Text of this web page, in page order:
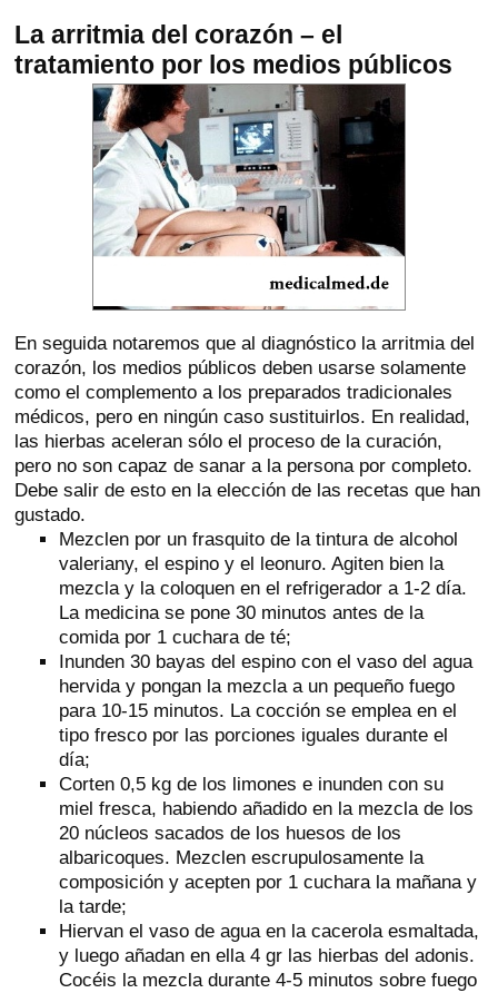
La arritmia del corazón – el
tratamiento por los medios públicos
En seguida notaremos que al diagnóstico la arritmia del
corazón, los medios públicos deben usarse solamente
como el complemento a los preparados tradicionales
médicos, pero en ningún caso sustituirlos. En realidad,
las hierbas aceleran sólo el proceso de la curación,
pero no son capaz de sanar a la persona por completo.
Debe salir de esto en la elección de las recetas que han
gustado.
Mezclen por un frasquito de la tintura de alcohol
valeriany, el espino y el leonuro. Agiten bien la
mezcla y la coloquen en el refrigerador a 1-2 día.
La medicina se pone 30 minutos antes de la
comida por 1 cuchara de té;
Inunden 30 bayas del espino con el vaso del agua
hervida y pongan la mezcla a un pequeño fuego
para 10-15 minutos. La cocción se emplea en el
tipo fresco por las porciones iguales durante el
día;
Corten 0,5 kg de los limones e inunden con su
miel fresca, habiendo añadido en la mezcla de los
20 núcleos sacados de los huesos de los
albaricoques. Mezclen escrupulosamente la
composición y acepten por 1 cuchara la mañana y
la tarde;
Hiervan el vaso de agua en la cacerola esmaltada,
y luego añadan en ella 4 gr las hierbas del adonis.
Cocéis la mezcla durante 4-5 minutos sobre fuego